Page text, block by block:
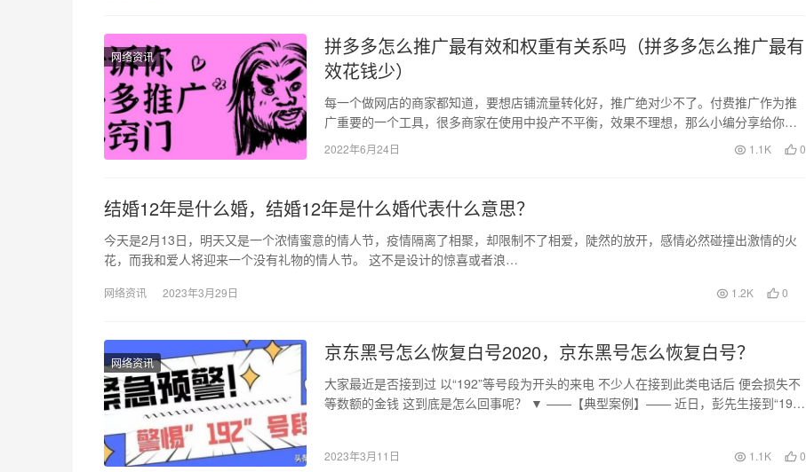
网络资讯
拼多多怎么推广最有效和权重有关系吗（拼多多怎么推广最有
效花钱少）
每一个做网店的商家都知道，要想店铺流量转化好，推广绝对少不了。付费推广作为推
广重要的一个工具，很多商家在使用中投产不平衡，效果不理想，那么小编分享给你几
个推广小窍门吧。 1、店铺最…
2022年6月24日 1.1K 0
结婚12年是什么婚，结婚12年是什么婚代表什么意思？
今天是2月13日，明天又是一个浓情蜜意的情人节，疫情隔离了相聚，却限制不了相爱，陡然的放开，感情必然碰撞出激情的火
花，而我和爱人将迎来一个没有礼物的情人节。 这不是设计的惊喜或者浪…
网络资讯 2023年3月29日 1.2K 0
网络资讯 京东黑号怎么恢复白号2020，京东黑号怎么恢复白号？
大家最近是否接到过 以“192”等号段为开头的来电 不少人在接到此类电话后 便会损失不
等数额的金钱 这到底是怎么回事呢？ ▼ ——【典型案例】—— 近日，彭先生接到“192”
2023年3月11日 1.1K 0